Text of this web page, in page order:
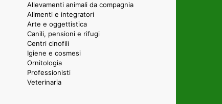
Allevamenti animali da compagnia
Alimenti e integratori
Arte e oggettistica
Canili, pensioni e rifugi
Centri cinofili
Igiene e cosmesi
Ornitologia
Professionisti
Veterinaria